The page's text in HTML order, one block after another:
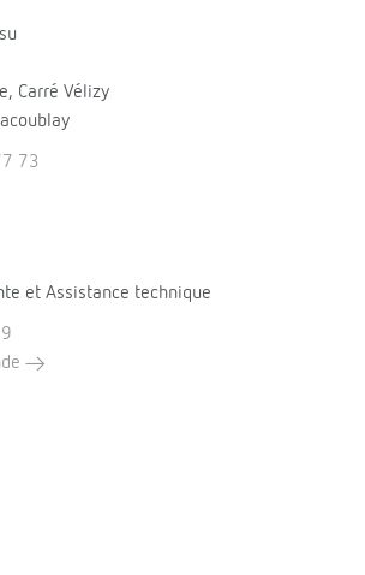
Carré Vélizy
73
et Assistance technique